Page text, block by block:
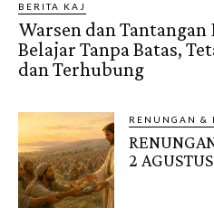
BERITA KAJ
Warsen dan
Belajar Tanpa Batas,
dan Terhubung
RENUNGAN &
2